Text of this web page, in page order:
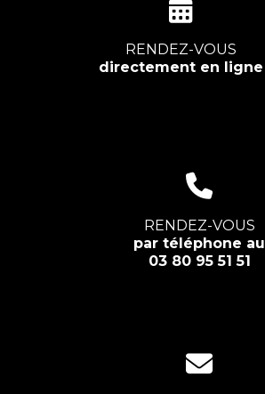
RENDEZ-VOUS
directement en ligne
RENDEZ-VOUS
par téléphone au
03 80 95 51 51